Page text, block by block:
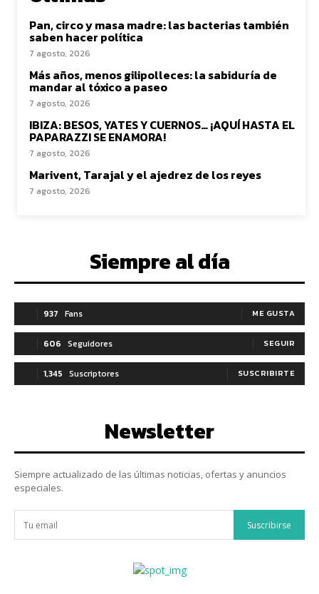
Pan, circo y masa madre: las bacterias también
saben hacer política
7 agosto, 2026
Más años, menos gilipolleces: la sabiduría de
mandar al tóxico a paseo
7 agosto, 2026
IBIZA: BESOS, YATES Y CUERNOS… ¡AQUÍ HASTA EL
PAPARAZZI SE ENAMORA!
7 agosto, 2026
Marivent, Tarajal y el ajedrez de los reyes
7 agosto, 2026
Siempre al día
937 Fans ME GUSTA
606 Seguidores SEGUIR
1,345 Suscriptores SUSCRIBIRTE
Newsletter
Siempre actualizado de las últimas noticias, ofertas y anuncios
especiales.
Suscribirse